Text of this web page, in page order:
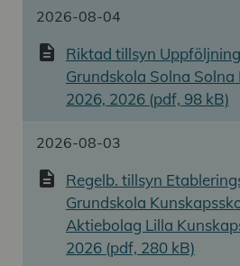
description
Riktad tillsyn
Grundskola Solna Solna
2026, 2026 (pdf, 98 kB)
2026-08-04
description
Regelb. tillsyn
Grundskola
Aktiebolag Lilla
2026 (pdf, 280 kB)
2026-08-03